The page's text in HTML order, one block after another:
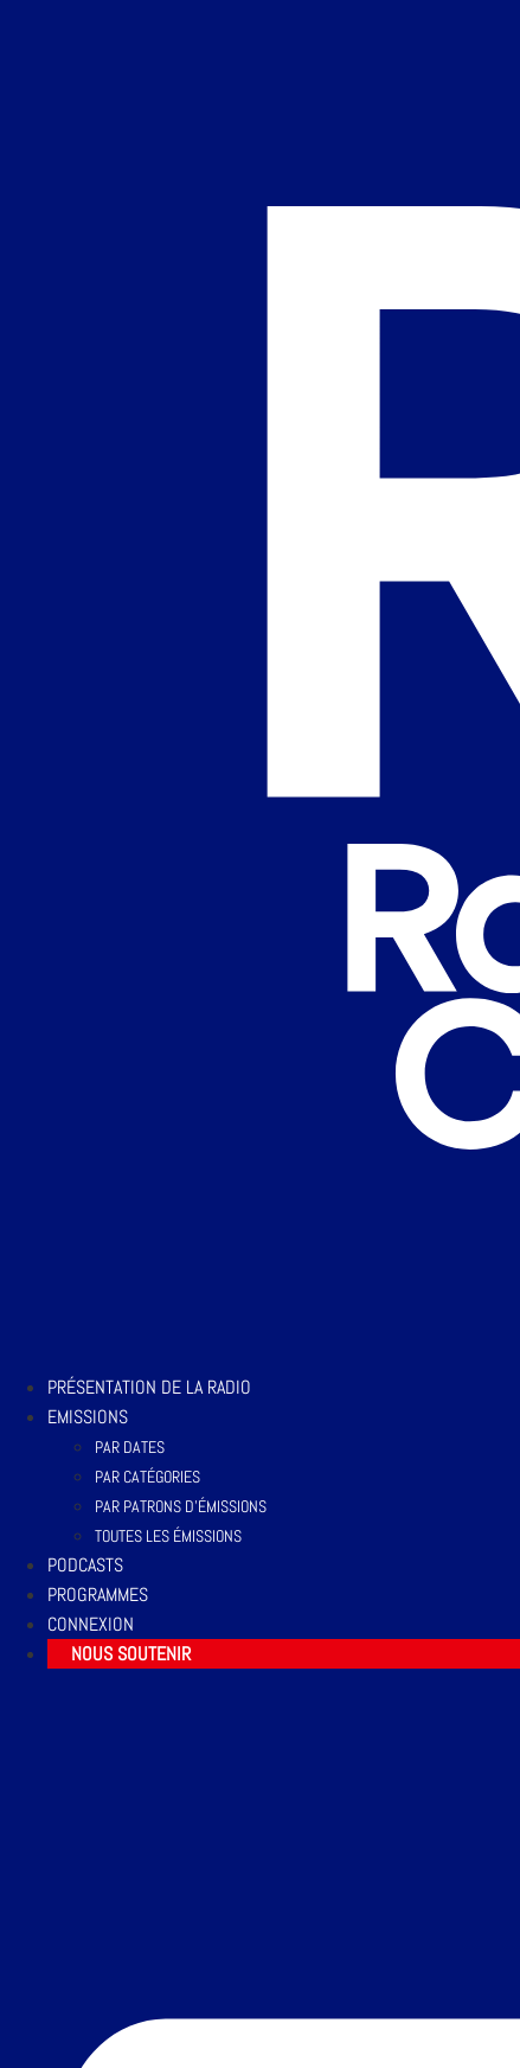
PRÉSENTATION DE LA RADIO
EMISSIONS
PAR DATES
PAR CATÉGORIES
PAR PATRONS D’ÉMISSIONS
TOUTES LES ÉMISSIONS
PODCASTS
PROGRAMMES
CONNEXION
NOUS SOUTENIR